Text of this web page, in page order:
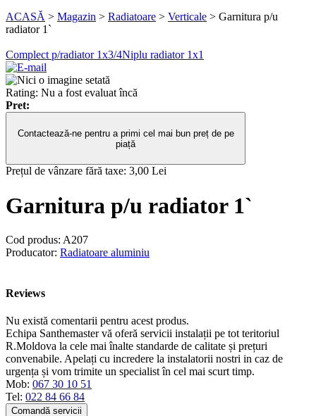
ACASĂ > Magazin > Radiatoare > Verticale > Garnitura p/u
radiator 1`
Complect p/radiator 1x3/4Niplu radiator 1x1
Rating: Nu a fost evaluat încă
Pret:
Contactează-ne pentru a primi cel mai bun preț de pe
piață
Prețul de vânzare fără taxe: 3,00 Lei
Garnitura p/u radiator 1`
Cod produs: A207
Producator: Radiatoare aluminiu
Reviews
Nu există comentarii pentru acest produs.
Echipa Santhemaster vă oferă servicii instalații pe tot teritoriul
R.Moldova la cele mai înalte standarde de calitate și prețuri
convenabile. Apelați cu incredere la instalatorii nostri in caz de
urgența și vom trimite un specialist în cel mai scurt timp.
Mob: 067 30 10 51
Tel: 022 84 66 84
Comandă servicii